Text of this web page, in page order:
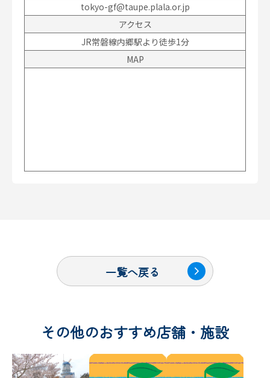
tokyo-gf@taupe.plala.or.jp
アクセス
JR常磐線内郷駅より徒歩1分
MAP
一覧へ戻る
その他のおすすめ店舗・施設